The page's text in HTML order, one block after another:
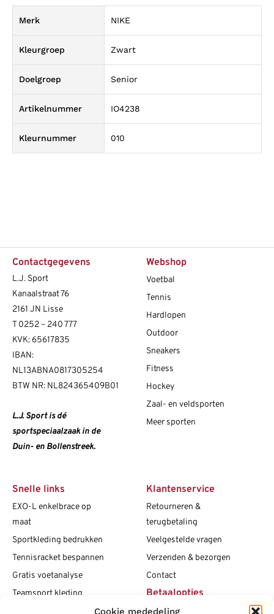
Cookie mededeling
Merk NIKE
Kleurgroep Zwart
Doelgroep Senior
Artikelnummer IO4238
Kleurnummer 010
Contactgegevens
L.J. Sport
Kanaalstraat 76
2161 JN Lisse
T0252 – 240 777
KVK: 65617835
IBAN:
NL13ABNA0817305254
BTW NR: NL824365409B01
L.J. Sport is dé
sportspeciaalzaak in de
Duin- en Bollenstreek.
Webshop
Voetbal
Tennis
Hardlopen
Outdoor
Sneakers
Fitness
Hockey
Zaal- en veldsporten
Meer sporten
Snelle links
EXO-L enkelbrace op
maat
Sportkleding bedrukken
Tennisracket bespannen
Gratis voetanalyse
Teamsport kleding
Klantenservice
Retourneren &
terugbetaling
Veelgestelde vragen
Verzenden & bezorgen
Contact
Betaalopties